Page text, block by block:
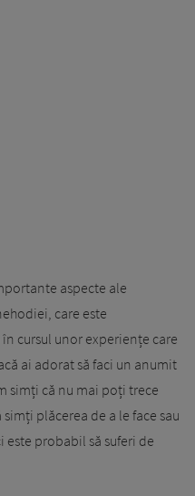
aspecte ale
care este
cursul unor experiențe care
ai adorat să faci un anumit
simți că nu mai poți trece
plăcerea de a le face sau
este probabil să suferi de